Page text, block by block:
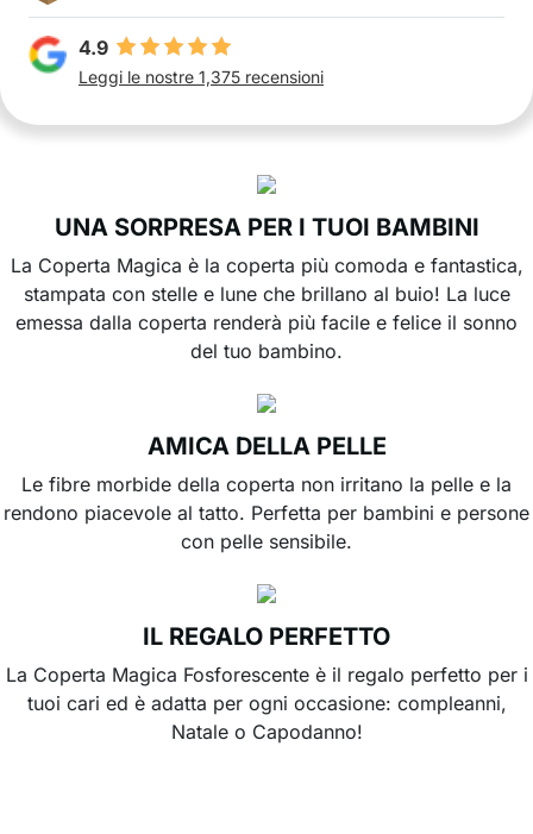
4.9
Leggi le nostre 1,375 recensioni
UNA SORPRESA PER I TUOI BAMBINI
La Coperta Magica è la coperta più comoda e fantastica,
stampata con stelle e lune che brillano al buio! La luce
emessa dalla coperta renderà più facile e felice il sonno
del tuo bambino.
AMICA DELLA PELLE
Le fibre morbide della coperta non irritano la pelle e la
rendono piacevole al tatto. Perfetta per bambini e persone
con pelle sensibile.
IL REGALO PERFETTO
La Coperta Magica Fosforescente è il regalo perfetto per i
tuoi cari ed è adatta per ogni occasione: compleanni,
Natale o Capodanno!